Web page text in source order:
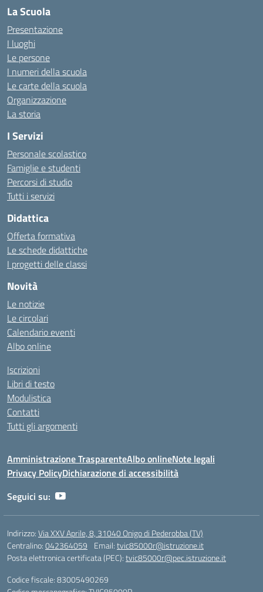
La Scuola
Presentazione
I luoghi
Le persone
I numeri della scuola
Le carte della scuola
Organizzazione
La storia
I Servizi
Personale scolastico
Famiglie e studenti
Percorsi di studio
Tutti i servizi
Didattica
Offerta formativa
Le schede didattiche
I progetti delle classi
Novità
Le notizie
Le circolari
Calendario eventi
Albo online
Iscrizioni
Libri di testo
Modulistica
Contatti
Tutti gli argomenti
Amministrazione TrasparenteAlbo onlineNote legali
Privacy PolicyDichiarazione di accessibilità
Seguici su:
Indirizzo:Via XXV Aprile, 8, 31040 Onigo di Pederobba (TV)
Centralino:042364059 Email:tvic85000r@istruzione.it
Posta elettronica certificata (PEC):tvic85000r@pec.istruzione.it
Codice fiscale: 83005490269